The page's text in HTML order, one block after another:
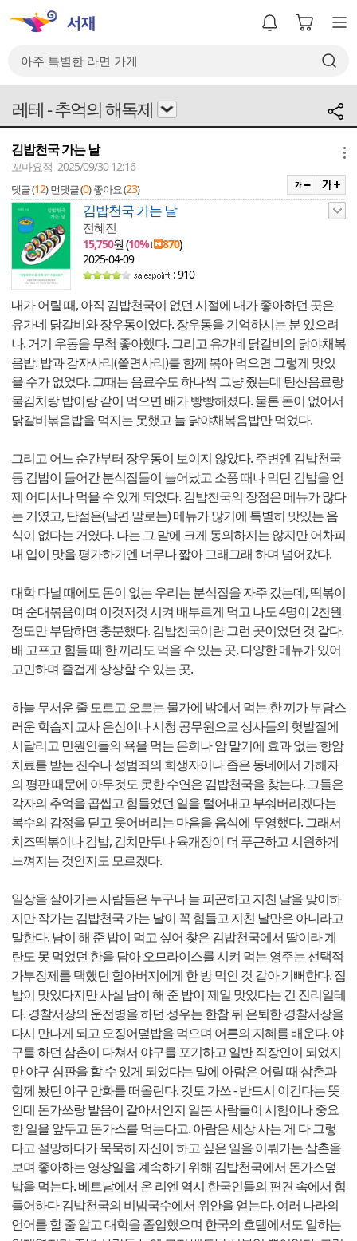
레테 - 추억의 해독제
김밥천국 가는 날
꼬마요정 2025/09/30 12:16
댓글 (12) 먼댓글 (0) 좋아요 (23)
김밥천국 가는 날
전혜진
15,750원 (10%↓ 870)
2025-04-09
: 910
내가 어릴 때, 아직 김밥천국이 없던 시절에 내가 좋아하던 곳은
유가네 닭갈비와 장우동이었다. 장우동을 기억하시는 분 있으려
나. 거기 우동을 무척 좋아했다. 그리고 유가네 닭갈비의 닭야채볶
음밥. 밥과 감자사리(쫄면사리)를 함께 볶아 먹으면 그렇게 맛있
을 수가 없었다. 그때는 음료수도 하나씩 그냥 줬는데 탄산음료랑
물김치랑 밥이랑 같이 먹으면 배가 빵빵해졌다. 물론 돈이 없어서
닭갈비볶음밥을 먹지는 못했고 늘 닭야채볶음밥만 먹었다.
그리고 어느 순간부터 장우동이 보이지 않았다. 주변엔 김밥천국
등 김밥이 들어간 분식집들이 늘어났고 소풍 때나 먹던 김밥을 언
제 어디서나 먹을 수 있게 되었다. 김밥천국의 장점은 메뉴가 많다
는 거였고, 단점은(남편 말로는) 메뉴가 많기에 특별히 맛있는 음
식이 없다는 거였다. 나는 그 말에 크게 동의하지는 않지만 어차피
내 입이 맛을 평가하기엔 너무나 짧아 그래그래 하며 넘어갔다.
대학 다닐 때에도 돈이 없는 우리는 분식집을 자주 갔는데, 떡볶이
며 순대볶음이며 이것저것 시켜 배부르게 먹고 나도 4명이 2천원
정도만 부담하면 충분했다. 김밥천국이란 그런 곳이었던 것 같다.
배 고프고 힘들 때 한 끼라도 먹을 수 있는 곳, 다양한 메뉴가 있어
고민하며 즐겁게 상상할 수 있는 곳.
하늘 무서운 줄 모르고 오르는 물가에 밖에서 먹는 한 끼가 부담스
러운 학습지 교사 은심이나 시청 공무원으로 상사들의 헛발질에
시달리고 민원인들의 욕을 먹는 은희나 암 말기에 효과 없는 항암
치료를 받는 진수나 성범죄의 희생자이나 좁은 동네에서 가해자
의 평판 때문에 아무것도 못한 수연은 김밥천국을 찾는다. 그들은
각자의 추억을 곱씹고 힘들었던 일을 털어내고 부숴버리겠다는
복수의 감정을 딛고 웃어버리는 마음을 음식에 투영했다. 그래서
치즈떡볶이나 김밥, 김치만두나 육개장이 더 푸근하고 시원하게
느껴지는 것인지도 모르겠다.
일상을 살아가는 사람들은 누구나 늘 피곤하고 지친 날을 맞이하
지만 작가는 김밥천국 가는 날이 꼭 힘들고 지친 날만은 아니라고
말한다. 남이 해 준 밥이 먹고 싶어 찾은 김밥천국에서 딸이라 계
란도 못 먹었던 한을 담아 오므라이스를 시켜 먹는 영주는 선택적
가부장제를 택했던 할아버지에게 한 방 먹인 것 같아 기뻐한다. 집
밥이 맛있다지만 사실 남이 해 준 밥이 제일 맛있다는 건 진리일테
다. 경찰서장의 운전병을 하던 성우는 한참 뒤 은퇴한 경찰서장을
다시 만나게 되고 오징어덮밥을 먹으며 어른의 지혜를 배운다. 야
구를 하던 삼촌이 다쳐서 야구를 포기하고 일반 직장인이 되었지
만 야구 심판을 할 수 있게 되었다는 말에 아람은 어릴 때 삼촌과
함께 봤던 야구 만화를 떠올린다. 깃토 가쓰 - 반드시 이긴다는 뜻
인데 돈가쓰랑 발음이 같아서인지 일본 사람들이 시험이나 중요
한 일을 앞두고 돈가스를 먹는다고. 아람은 세상 사는 게 다 그렇
다고 절망하다가 묵묵히 자신이 하고 싶은 일을 이뤄가는 삼촌을
보며 좋아하는 영상일을 계속하기 위해 김밥천국에서 돈가스덮
밥을 먹는다. 베트남에서 온 리엔 역시 한국인들의 편견 속에서 힘
들어하다 김밥천국의 비빔국수에서 위안을 얻는다. 여러 나라의
언어를 할 줄 알고 대학을 졸업했으며 한국의 호텔에서도 일하는